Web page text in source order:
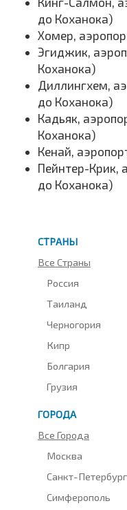
до Коханока)
Хомер,
Эгиджик,
Коханока)
Диллингхем,
до Коханока)
Кадьяк,
Коханока)
Кенай,
Пейнтер-Крик,
до Коханока)
СТРАНЫ
Все Страны
Россия
Таиланд
Черногория
Кипр
Болгария
Грузия
ГОРОДА
Все Города
Москва
Санкт-Петербург
Симферополь